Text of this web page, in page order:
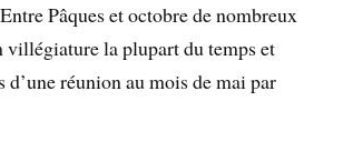
Pâques et octobre de nombreux
villégiature la plupart du temps et
d’une réunion au mois de mai par